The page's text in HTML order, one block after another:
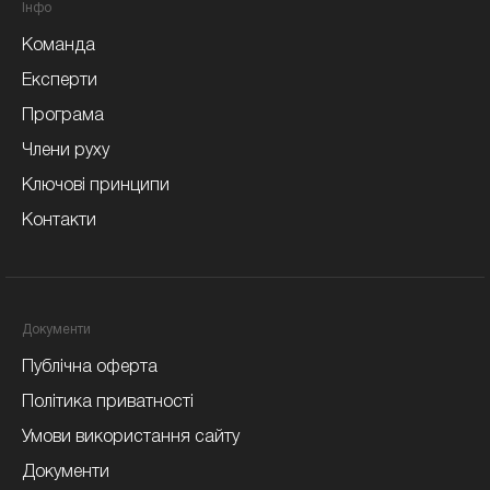
Iнфо
Команда
Експерти
Програма
Члени руху
Ключові принципи
Контакти
Документи
Публічна оферта
Політика приватності
Умови використання сайту
Документи